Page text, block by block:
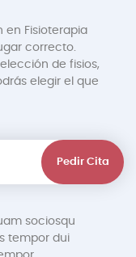
en Fisioterapia
correcto.
de fisios,
elegir el que
Pedir Cita
sociosqu
tempor dui